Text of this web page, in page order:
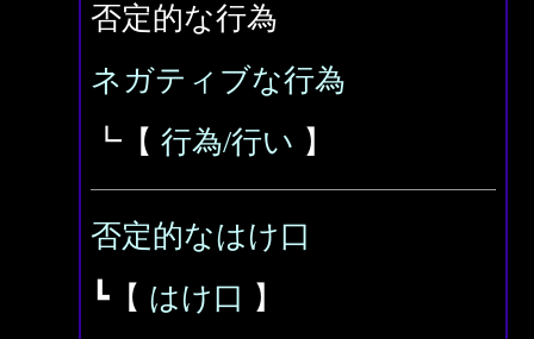
否定的な行為
ネガティブな行為
┗【 行為/行い 】
否定的なはけ口
┗【 はけ口 】